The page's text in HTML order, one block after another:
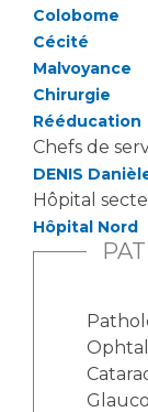
Sécurité
Les
Colobome
Cécité
Malvoyance
Chirurgie
Rééducation
Chefs de
DENIS
Hôpital
Hôpital Nord